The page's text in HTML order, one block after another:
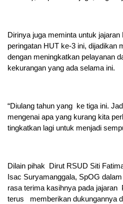
Dirinya juga meminta untuk
peringatan HUT ke-3 ini, dijadikan
dengan meningkatkan pelayanan
kekurangan yang ada selama ini.
“Diulang tahun yang ke tiga ini.
mengenai apa yang kurang kita
tingkatkan lagi untuk menjadi
Dilain pihak Dirut RSUD Siti
Isac Suryamanggala, SpOG
rasa terima kasihnya pada
terus memberikan dukungannya